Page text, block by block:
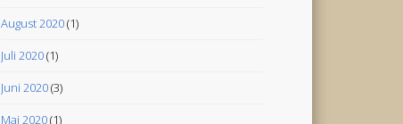
August 2020(1)
Juli 2020(1)
Juni 2020(3)
Mai 2020(1)